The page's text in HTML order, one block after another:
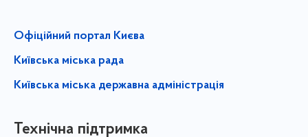
Офіційний портал Києва
Київська міська рада
Київська міська державна адміністрація
Технічна підтримка